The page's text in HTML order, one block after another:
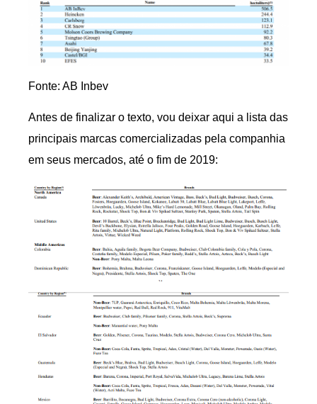
Fonte: AB Inbev
Antes de finalizar o texto, vou deixar aqui a lista das
principais marcas comercializadas pela companhia
em seus mercados, até o fim de 2019: